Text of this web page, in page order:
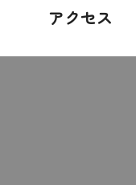
アクセス